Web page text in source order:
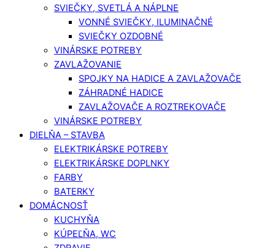
SVIEČKY, SVETLÁ A NÁPLNE
VONNÉ SVIEČKY, ILUMINAČNÉ
SVIEČKY OZDOBNÉ
VINÁRSKE POTREBY
ZAVLAŽOVANIE
SPOJKY NA HADICE A ZAVLAŽOVAČE
ZÁHRADNÉ HADICE
ZAVLAŽOVAČE A ROZTREKOVAČE
VINÁRSKE POTREBY
DIELŇA – STAVBA
ELEKTRIKÁRSKE POTREBY
ELEKTRIKÁRSKE DOPLNKY
FARBY
BATERKY
DOMÁCNOSŤ
KUCHYŇA
KÚPEĽŇA, WC